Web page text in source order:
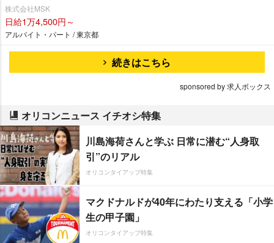
株式会社MSK
日給1万4,500円～
アルバイト・パート / 東京都
続きはこちら
sponsored by 求人ボックス
オリコンニュース イチオシ特集
川島海荷さんと学ぶ 日常に潜む“人身取
引”のリアル
オリコンタイアップ特集
マクドナルドが40年にわたり支える「小学
生の甲子園」
オリコンタイアップ特集